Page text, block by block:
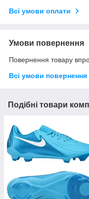
Всі умови оплати
Умови повернення
Повернення товару
Всі умови повернення
Подібні товари